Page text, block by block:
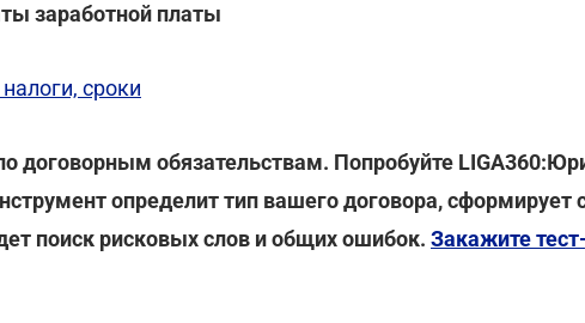
заработной платы
сроки
договорным обязательствам. Попробуйте
определит тип вашего договора, сформирует
поиск рисковых слов и общих ошибок. Закажите